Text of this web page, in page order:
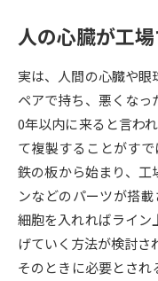
受
志望校・出願校を調
併願校選び
先輩が入学を決めた理由
人の心臓が工
実は、人間の心臓や眼
ペアで持ち、悪くなっ
0年以内に来ると言わ
て複製することがす
鉄の板から始まり、工
ンなどのパーツが搭
細胞を入れればライン
げていく方法が検討さ
そのときに必要とさ